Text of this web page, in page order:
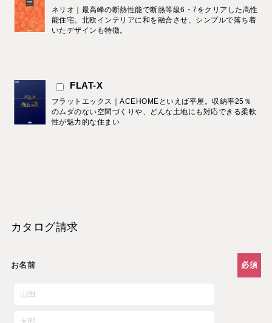
ネリオ｜最高峰の断熱性能で断熱等級6・7をクリアした高性
能住宅。北欧インテリアに和を融合させ、シンプルで落ち着
いたデザインも特徴。
FLAT-X
フラットエックス｜ACEHOMEといえば平屋。収納率25％
のムダのない空間づくりや、どんな土地にも対応できる柔軟
性が魅力的な住まい
カタログ請求
お名前 必須